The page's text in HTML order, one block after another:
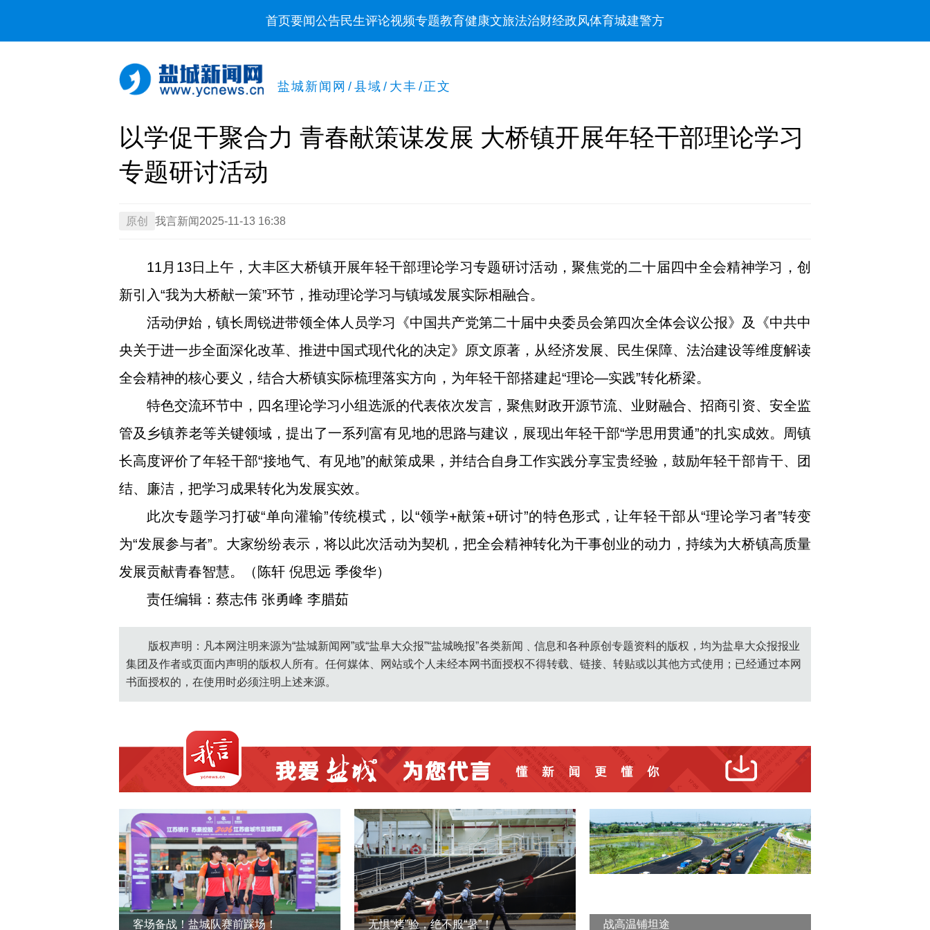
首页要闻公告民生评论视频专题教育健康文旅法治财经政风体育城建警方
盐城新闻网 / 县域 / 大丰 /正文
以学促干聚合力 青春献策谋发展 大桥镇开展年轻干部理论学习
专题研讨活动
原创 我言新闻 2025-11-13 16:38
11月13日上午，大丰区大桥镇开展年轻干部理论学习专题研讨活动，聚焦党的二十届四中全会精神学习，创
新引入“我为大桥献一策”环节，推动理论学习与镇域发展实际相融合。
活动伊始，镇长周锐进带领全体人员学习《中国共产党第二十届中央委员会第四次全体会议公报》及《中共中
央关于进一步全面深化改革、推进中国式现代化的决定》原文原著，从经济发展、民生保障、法治建设等维度解读
全会精神的核心要义，结合大桥镇实际梳理落实方向，为年轻干部搭建起“理论—实践”转化桥梁。
特色交流环节中，四名理论学习小组选派的代表依次发言，聚焦财政开源节流、业财融合、招商引资、安全监
管及乡镇养老等关键领域，提出了一系列富有见地的思路与建议，展现出年轻干部“学思用贯通”的扎实成效。周镇
长高度评价了年轻干部“接地气、有见地”的献策成果，并结合自身工作实践分享宝贵经验，鼓励年轻干部肯干、团
结、廉洁，把学习成果转化为发展实效。
此次专题学习打破“单向灌输”传统模式，以“领学+献策+研讨”的特色形式，让年轻干部从“理论学习者”转变
为“发展参与者”。大家纷纷表示，将以此次活动为契机，把全会精神转化为干事创业的动力，持续为大桥镇高质量
发展贡献青春智慧。（陈轩 倪思远 季俊华）
责任编辑：蔡志伟 张勇峰 李腊茹
版权声明：凡本网注明来源为“盐城新闻网”或“盐阜大众报”“盐城晚报”各类新闻﹑信息和各种原创专题资料的版权，均为盐阜大众报报业
集团及作者或页面内声明的版权人所有。任何媒体、网站或个人未经本网书面授权不得转载、链接、转贴或以其他方式使用；已经通过本网
书面授权的，在使用时必须注明上述来源。
客场备战！盐城队赛前踩场！ 无惧“烤”验，绝不服“暑”！ 战高温铺坦途